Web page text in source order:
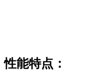
性能特点：